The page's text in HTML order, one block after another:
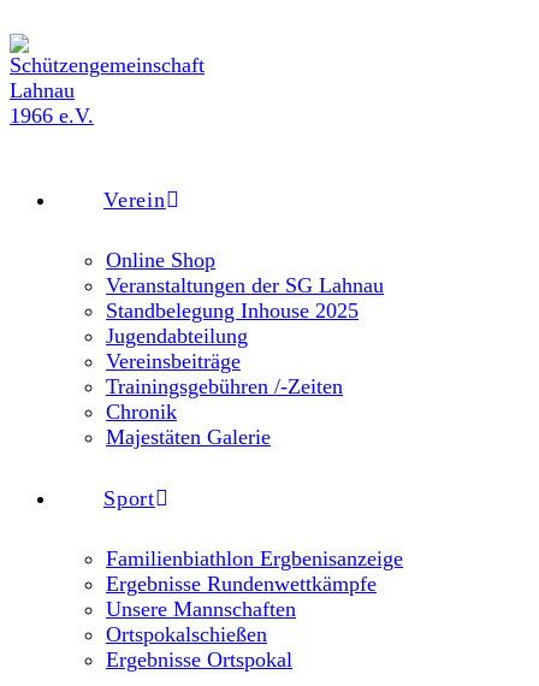
Inhalt
springen
Verein
Online Shop
Veranstaltungen der SG Lahnau
Standbelegung Inhouse 2025
Jugendabteilung
Vereinsbeiträge
Trainingsgebühren /-Zeiten
Chronik
Majestäten Galerie
Sport
Familienbiathlon Ergbenisanzeige
Ergebnisse Rundenwettkämpfe
Unsere Mannschaften
Ortspokalschießen
Ergebnisse Ortspokal